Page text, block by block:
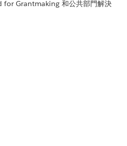
Grantmaking 和公共部門解決
Omnistudio 或流程式表單。建立每
本。
方法的應用程式階段定義記錄,將可